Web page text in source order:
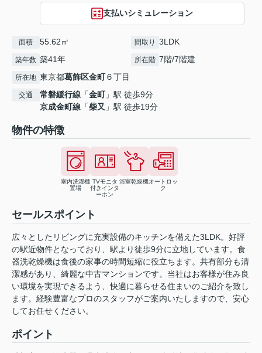
支払いシミュレーション
面積 55.62㎡ 間取り 3LDK
築年数 築41年 所在階 7階/7階建
所在地 東京都葛飾区金町６丁目
交通 常磐緩行線 「金町」駅 徒歩9分
京成金町線 「柴又 」駅 徒歩19分
物件の特徴
室内洗濯機
置場
TVモニタ
付きインタ
ーホン
浴室乾燥機オートロッ
ク
セールスポイント
広々としたリビングに充実設備のキッチンを備えた3LDK。好評
の駅近物件となっており、駅より徒歩9分に立地しています。食
器洗乾燥機は食後の家事の時間短縮に役立ちます。共有部分も清
潔感があり、綺麗な中古マンションです。当社はお客様が住み良
い環境を実現できるよう、快適に暮らせる住まいのご紹介を致し
ます。経験豊富なプロのスタッフがご案内いたしますので、安心
してお任せください。
ポイント